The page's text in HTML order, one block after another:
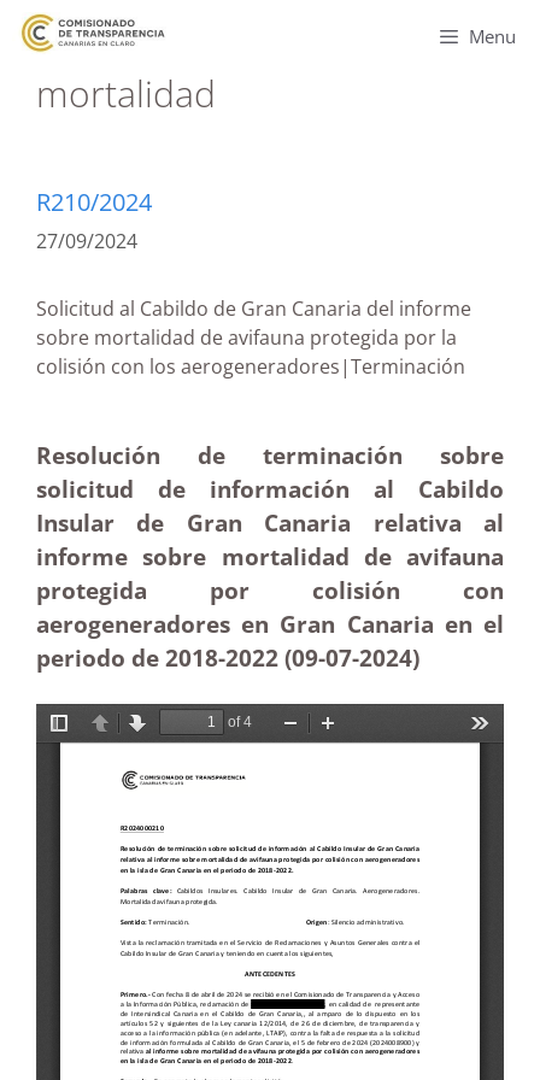
Menu
mortalidad
R210/2024
27/09/2024
Solicitud al Cabildo de Gran Canaria del informe
sobre mortalidad de avifauna protegida por la
colisión con los aerogeneradores|Terminación
Resolución de terminación sobre
solicitud de información al Cabildo
Insular de Gran Canaria relativa al
informe sobre mortalidad de avifauna
protegida por colisión con
aerogeneradores en Gran Canaria en el
periodo de 2018-2022 (09-07-2024)